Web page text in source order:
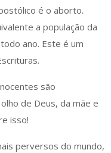
é o aborto.
a população da
ano. Este é um
são
de Deus, da mãe e
isso!
perversos do mundo,